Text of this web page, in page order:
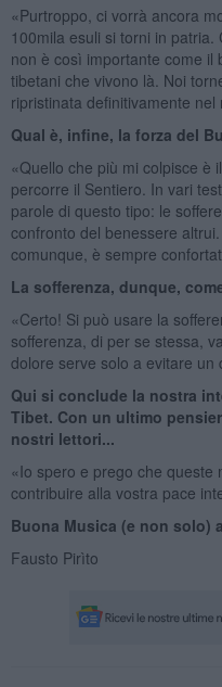
«Purtroppo, ci vorrà ancora
100mila esuli si torni in
non è così importante come il
tibetani che vivono là. Noi
ripristinata definitivamente nel
Qual è, infine, la forza del
«Quello che più mi colpisce è
percorre il Sentiero. In vari
parole di questo tipo: le
confronto del benessere
comunque, è sempre
La sofferenza, dunque,
«Certo! Si può usare la
sofferenza, di per se stessa,
dolore serve solo a evitare un
Qui si conclude la nostra
Tibet. Con un ultimo
nostri lettori...
«Io spero e prego che queste
contribuire alla vostra pace
Buona Musica (e non solo)
Fausto Pirìto